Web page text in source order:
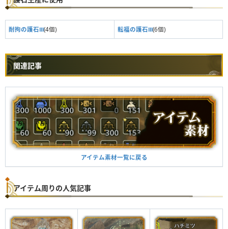
耐拘の護石Ⅲ(4個) 転福の護石Ⅲ(6個)
関連記事
アイテム素材一覧に戻る
アイテム周りの人気記事